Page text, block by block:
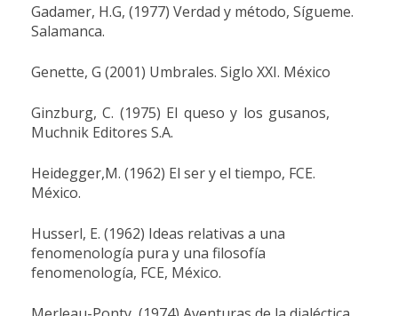
Gadamer, H.G, (1977) Verdad y método, Sígueme.
Salamanca.
Genette, G (2001) Umbrales. Siglo XXI. México
Ginzburg, C. (1975) El queso y los gusanos,
Muchnik Editores S.A.
Heidegger,M. (1962) El ser y el tiempo, FCE.
México.
Husserl, E. (1962) Ideas relativas a una
fenomenología pura y una filosofía
fenomenología, FCE, México.